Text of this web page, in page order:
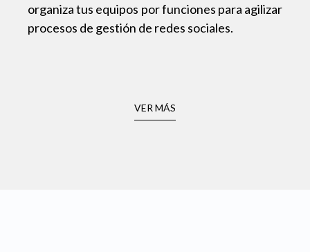
organiza tus equipos por funciones para agilizar
procesos de gestión de redes sociales.
VER MÁS